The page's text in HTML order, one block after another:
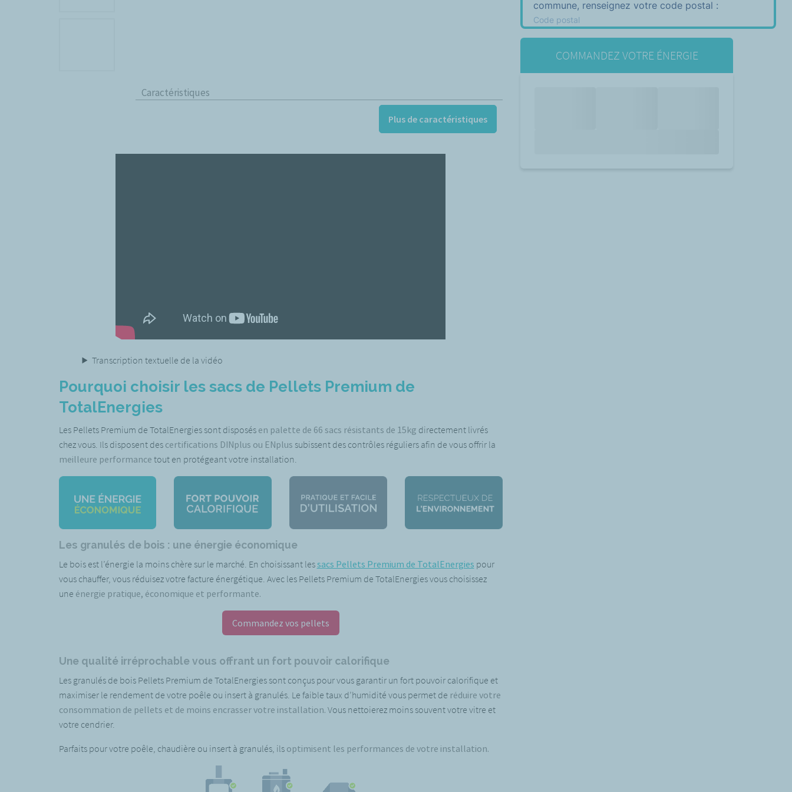
commune, renseignez votre code postal :
Code postal
COMMANDEZ VOTRE ÉNERGIE
Caractéristiques
Plus de caractéristiques
Transcription textuelle de la vidéo
Pourquoi choisir les sacs de Pellets Premium de
TotalEnergies
Les Pellets Premium de TotalEnergies sont disposés en palette de 66 sacs résistants de 15kg directement livrés
chez vous. Ils disposent des certifications DINplus ou ENplus subissent des contrôles réguliers afin de vous offrir la
meilleure performance tout en protégeant votre installation.
Les granulés de bois : une énergie économique
Le bois est l’énergie la moins chère sur le marché. En choisissant lessacs Pellets Premium de TotalEnergies pour
vous chauffer, vous réduisez votre facture énergétique. Avec les Pellets Premium de TotalEnergies vous choisissez
une énergie pratique, économique et performante.
Commandez vos pellets
Une qualité irréprochable vous offrant un fort pouvoir calorifique
Les granulés de bois Pellets Premium de TotalEnergies sont conçus pour vous garantir un fort pouvoir calorifique et
maximiser le rendement de votre poêle ou insert à granulés. Le faible taux d’humidité vous permet de réduire votre
consommation de pellets et de moins encrasser votre installation. Vous nettoierez moins souvent votre vitre et
votre cendrier.
Parfaits pour votre poêle, chaudière ou insert à granulés, ils optimisent les performances de votre installation.